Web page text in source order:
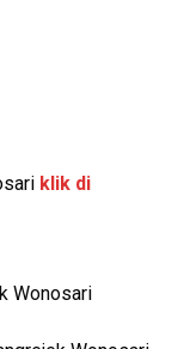
klik di
Wonosari